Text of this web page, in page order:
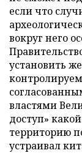
если что
вокруг него
установить
властями
доступ»
территорию
устраивал